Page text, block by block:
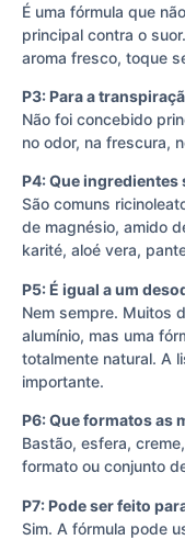
É uma fórmula que
principal contra o
aroma fresco, toque
P3: Para a
Não foi concebido
no odor, na frescura,
P4: Que ingredientes
São comuns
de magnésio, amido
karité, aloé vera,
P5: É igual a um
Nem sempre. Muitos
alumínio, mas uma
totalmente natural. A
importante.
P6: Que formatos as
Bastão, esfera,
formato ou conjunto
P7: Pode ser feito
Sim. A fórmula pode